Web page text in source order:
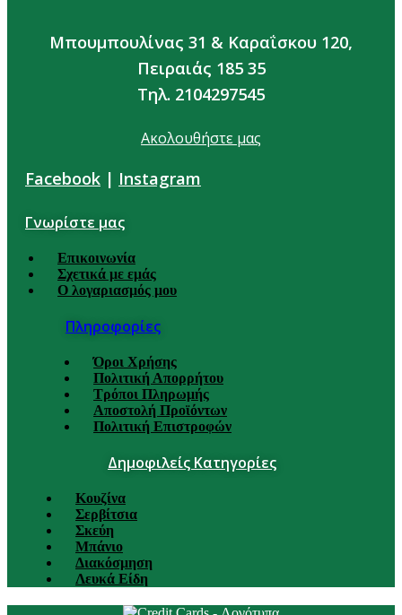
Μπουμπουλίνας 31 & Καραΐσκου 120,
Πειραιάς 185 35
Τηλ. 2104297545
Ακολουθήστε μας
Facebook | Instagram
Γνωρίστε μας
Επικοινωνία
Σχετικά με εμάς
Ο λογαριασμός μου
Πληροφορίες
Όροι Χρήσης
Πολιτική Απορρήτου
Τρόποι Πληρωμής
Αποστολή Προϊόντων
Πολιτική Επιστροφών
Δημοφιλείς Κατηγορίες
Κουζίνα
Σερβίτσια
Σκεύη
Μπάνιο
Διακόσμηση
Λευκά Είδη